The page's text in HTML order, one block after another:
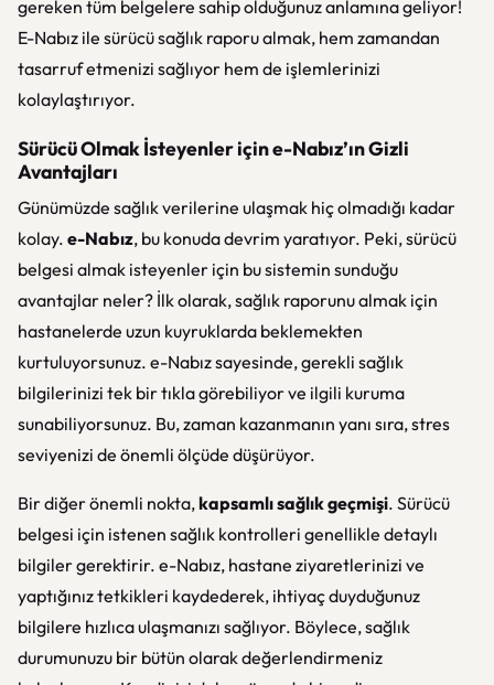
gereken tüm belgelere sahip olduğunuz anlamına geliyor!
E-Nabız ile sürücü sağlık raporu almak, hem zamandan
tasarruf etmenizi sağlıyor hem de işlemlerinizi
kolaylaştırıyor.
Sürücü Olmak İsteyenler için e-Nabız’ın Gizli
Avantajları
Günümüzde sağlık verilerine ulaşmak hiç olmadığı kadar
kolay. e-Nabız, bu konuda devrim yaratıyor. Peki, sürücü
belgesi almak isteyenler için bu sistemin sunduğu
avantajlar neler? İlk olarak, sağlık raporunu almak için
hastanelerde uzun kuyruklarda beklemekten
kurtuluyorsunuz. e-Nabız sayesinde, gerekli sağlık
bilgilerinizi tek bir tıkla görebiliyor ve ilgili kuruma
sunabiliyorsunuz. Bu, zaman kazanmanın yanı sıra, stres
seviyenizi de önemli ölçüde düşürüyor.
Bir diğer önemli nokta,kapsamlı sağlık geçmişi. Sürücü
belgesi için istenen sağlık kontrolleri genellikle detaylı
bilgiler gerektirir. e-Nabız, hastane ziyaretlerinizi ve
yaptığınız tetkikleri kaydederek, ihtiyaç duyduğunuz
bilgilere hızlıca ulaşmanızı sağlıyor. Böylece, sağlık
durumunuzu bir bütün olarak değerlendirmeniz